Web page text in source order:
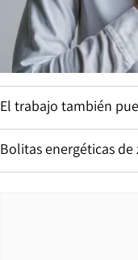
El trabajo también
Bolitas energéticas